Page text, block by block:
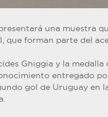
una muestra
forman parte del
Ghiggia y la medalla
entregado
gol de Uruguay en